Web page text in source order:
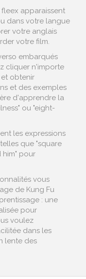
apparaissent
dans votre langue
votre anglais
votre film.
embarqués
cliquer n'importe
obtenir
et des exemples
d'apprendre la
ou "eight-
les expressions
que "square
him" pour
vous
de Kung Fu
: une
pour
voulez
dans les
lente des